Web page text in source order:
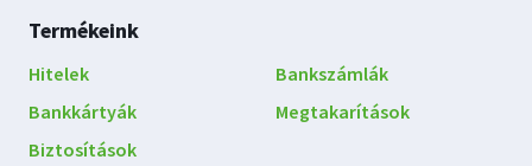
Lábléc
navigáció
Termékeink
Hitelek
Bankszámlák
Bankkártyák
Megtakarítások
Biztosítások